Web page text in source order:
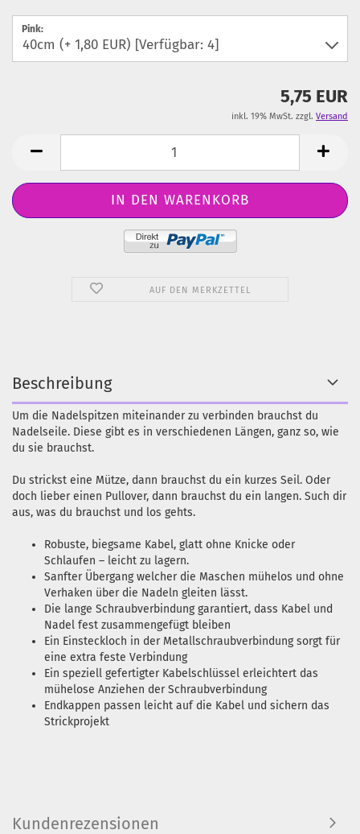
Pink:
5,75 EUR
inkl. 19% MwSt. zzgl. Versand
AUF DEN MERKZETTEL
Beschreibung
Um die Nadelspitzen miteinander zu verbinden brauchst du
Nadelseile. Diese gibt es in verschiedenen Längen, ganz so, wie
du sie brauchst.
Du strickst eine Mütze, dann brauchst du ein kurzes Seil. Oder
doch lieber einen Pullover, dann brauchst du ein langen. Such dir
aus, was du brauchst und los gehts.
Robuste, biegsame Kabel, glatt ohne Knicke oder
Schlaufen – leicht zu lagern.
Sanfter Übergang welcher die Maschen mühelos und ohne
Verhaken über die Nadeln gleiten lässt.
Die lange Schraubverbindung garantiert, dass Kabel und
Nadel fest zusammengefügt bleiben
Ein Einsteckloch in der Metallschraubverbindung sorgt für
eine extra feste Verbindung
Ein speziell gefertigter Kabelschlüssel erleichtert das
mühelose Anziehen der Schraubverbindung
Endkappen passen leicht auf die Kabel und sichern das
Strickprojekt
Kundenrezensionen